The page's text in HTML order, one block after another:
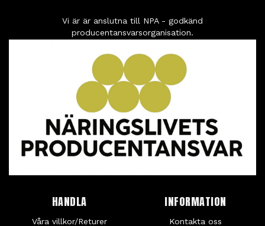
Vi är är anslutna till NPA - godkänd
producentansvarsorganisation.
HANDLA
Våra villkor/Returer
INFORMATION
Kontakta oss